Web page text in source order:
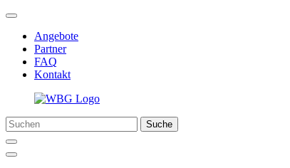
Angebote
Partner
FAQ
Kontakt
Suche